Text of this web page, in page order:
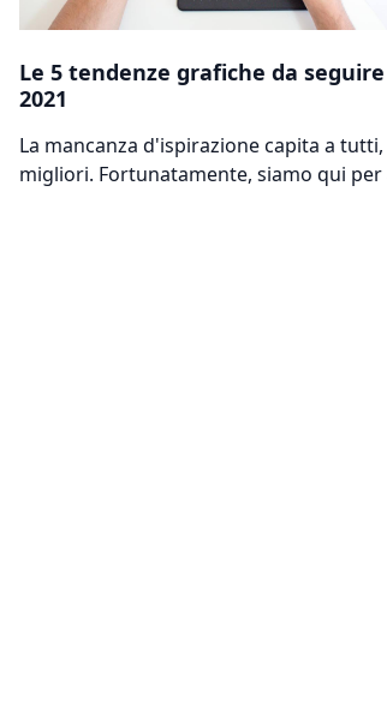
Le 5 tendenze grafiche da
2021
La mancanza d'ispirazione capita a tutti,
migliori. Fortunatamente, siamo qui per